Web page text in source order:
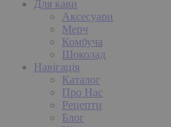
Для кави
Аксесуари
Мерч
Комбуча
Шоколад
Навігація
Каталог
Про Нас
Рецепти
Блог